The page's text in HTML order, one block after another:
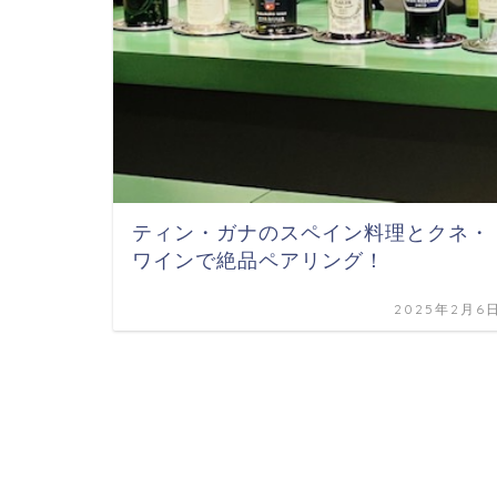
ティン・ガナのスペイン料理とクネ・
ワインで絶品ペアリング！
2025年2月6